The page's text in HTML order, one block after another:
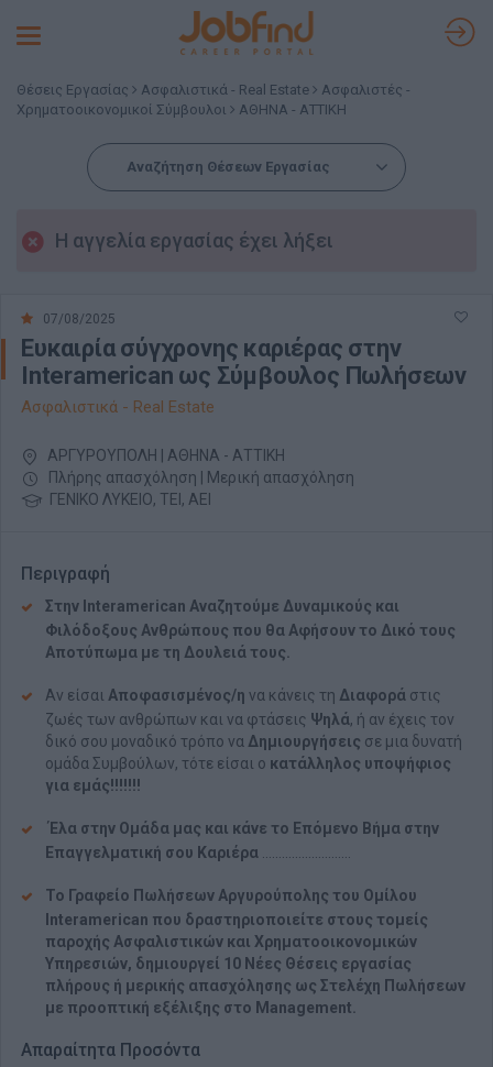
Toggle
Θέσεις Εργασίας Ασφαλιστικά - Real Estate
Ασφαλιστές -
Χρηματοοικονομικοί Σύμβουλοι
ΑΘΗΝΑ - ΑΤΤΙΚΗ
Αναζήτηση Θέσεων Εργασίας
Η αγγελία εργασίας έχει λήξει
07/08/2025
Ευκαιρία σύγχρονης καριέρας στην
Interamerican ως Σύμβουλος Πωλήσεων
Ασφαλιστικά - Real Estate
ΑΡΓΥΡΟΥΠΟΛΗ | ΑΘΗΝΑ - ΑΤΤΙΚΗ
Πλήρης απασχόληση | Μερική απασχόληση
ΓΕΝΙΚΟ ΛΥΚΕΙΟ, ΤΕΙ, ΑΕΙ
Περιγραφή
Στην Interamerican Αναζητούμε Δυναμικούς και
Φιλόδοξους Ανθρώπους που θα Αφήσουν το Δικό τους
Αποτύπωμα με τη Δουλειά τους
Αν είσαι Αποφασισμένος/η να κάνεις τη Διαφορά στις
ζωές των ανθρώπων και να φτάσεις Ψηλά, ή αν έχεις τον
δικό σου μοναδικό τρόπο να Δημιουργήσεις σε μια δυνατή
ομάδα Συμβούλων, τότε είσαι ο κατάλληλος υποψήφιος
για εμάς!!!!!!!
Έλα στην Ομάδα μας και κάνε το Επόμενο Βήμα στην
Επαγγελματική σου Καριέρα
Το Γραφείο Πωλήσεων Αργυρούπολης του Ομίλου
Interamerican που δραστηριοποιείτε στους τομείς
παροχής Ασφαλιστικών και Χρηματοοικονομικών
Υπηρεσιών, δημιουργεί 10 Νέες Θέσεις εργασίας
πλήρους ή μερικής απασχόλησης ως Στελέχη Πωλήσεων
με προοπτική εξέλιξης στο Management.
Απαραίτητα Προσόντα